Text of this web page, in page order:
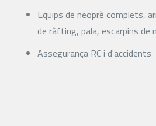
Equips de neoprè complets,
de ràfting, pala, escarpins de
Assegurança RC i d'accidents